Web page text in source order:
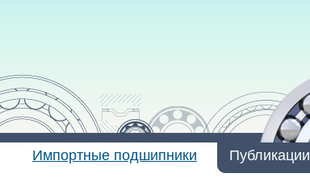
Импортные подшипники Публикации